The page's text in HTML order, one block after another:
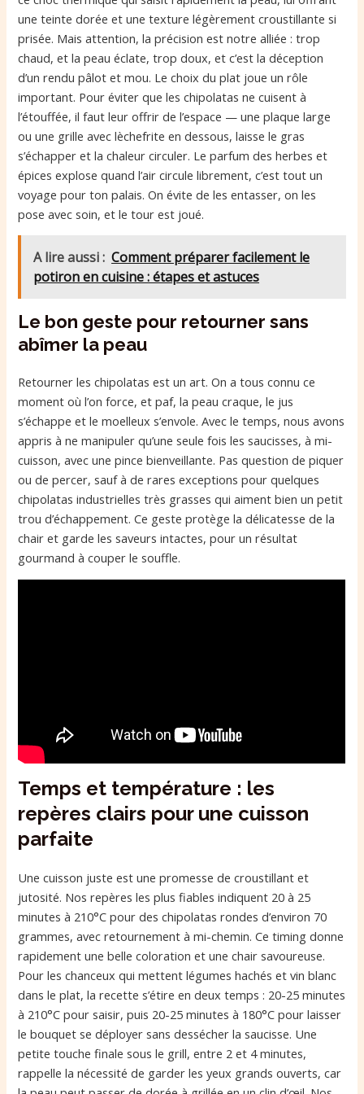
une teinte dorée et une texture légèrement croustillante si
prisée. Mais attention, la précision est notre alliée : trop
chaud, et la peau éclate, trop doux, et c’est la déception
d’un rendu pâlot et mou. Le choix du plat joue un rôle
important. Pour éviter que les chipolatas ne cuisent à
l’étouffée, il faut leur offrir de l’espace — une plaque large
ou une grille avec lèchefrite en dessous, laisse le gras
s’échapper et la chaleur circuler. Le parfum des herbes et
épices explose quand l’air circule librement, c’est tout un
voyage pour ton palais. On évite de les entasser, on les
pose avec soin, et le tour est joué.
A lire aussi : Comment préparer facilement le
potiron en cuisine : étapes et astuces
Le bon geste pour retourner sans
abîmer la peau
Retourner les chipolatas est un art. On a tous connu ce
moment où l’on force, et paf, la peau craque, le jus
s’échappe et le moelleux s’envole. Avec le temps, nous avons
appris à ne manipuler qu’une seule fois les saucisses, à mi-
cuisson, avec une pince bienveillante. Pas question de piquer
ou de percer, sauf à de rares exceptions pour quelques
chipolatas industrielles très grasses qui aiment bien un petit
trou d’échappement. Ce geste protège la délicatesse de la
chair et garde les saveurs intactes, pour un résultat
gourmand à couper le souffle.
Temps et température : les
repères clairs pour une cuisson
parfaite
Une cuisson juste est une promesse de croustillant et
jutosité. Nos repères les plus fiables indiquent 20 à 25
minutes à 210°C pour des chipolatas rondes d’environ 70
grammes, avec retournement à mi-chemin. Ce timing donne
rapidement une belle coloration et une chair savoureuse.
Pour les chanceux qui mettent légumes hachés et vin blanc
dans le plat, la recette s’étire en deux temps : 20-25 minutes
à 210°C pour saisir, puis 20-25 minutes à 180°C pour laisser
le bouquet se déployer sans dessécher la saucisse. Une
petite touche finale sous le grill, entre 2 et 4 minutes,
rappelle la nécessité de garder les yeux grands ouverts, car